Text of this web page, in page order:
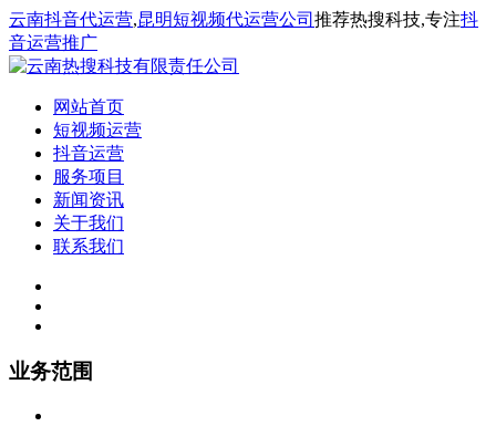
云南抖音代运营,昆明短视频代运营公司 推荐热搜科技,专注抖
音运营推广
网站首页
短视频运营
抖音运营
服务项目
新闻资讯
关于我们
联系我们
业务范围